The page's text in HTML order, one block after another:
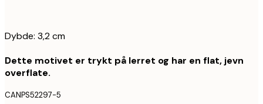
Dybde: 3,2 cm
Dette motivet er trykt på lerret og har en flat, jevn
overflate.
CANPS52297-5